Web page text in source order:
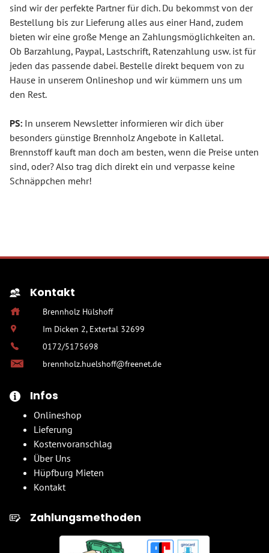
sind wir der perfekte Partner für dich. Du bekommst von der
Bestellung bis zur Lieferung alles aus einer Hand, zudem
bieten wir eine große Menge an Zahlungsmöglichkeiten an.
Ob Barzahlung, Paypal, Lastschrift, Ratenzahlung usw. ist für
jeden das passende dabei. Bestelle direkt bequem von zu
Hause in unserem Onlineshop und wir kümmern uns um
den Rest.
PS: In unserem Newsletter informieren wir dich über
besonders günstige Brennholz Angebote in Kalletal.
Brennstoff kauft man doch am besten, wenn die Preise unten
sind, oder? Also trag dich direkt ein und verpasse keine
Schnäppchen mehr!
Kontakt
Brennholz Hülshoff
Im Dicken 2, Extertal 32699
0172/5175698
brennholz.huelshoff@freenet.de
Infos
Onlineshop
Lieferung
Kostenvoranschlag
Über Uns
Hüpfburg Mieten
Kontakt
Zahlungsmethoden